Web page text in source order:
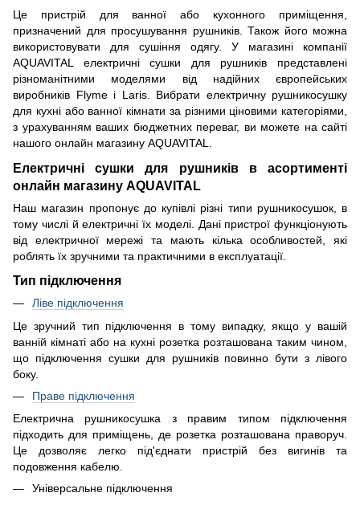
Це пристрій для ванної або кухонного приміщення,
призначений для просушування рушників. Також його можна
використовувати для сушіння одягу. У магазині компанії
AQUAVITAL електричні сушки для рушників представлені
різноманітними моделями від надійних європейських
виробників Flyme і Laris. Вибрати електричну рушникосушку
для кухні або ванної кімнати за різними ціновими категоріями,
з урахуванням ваших бюджетних переваг, ви можете на сайті
нашого онлайн магазину AQUAVITAL.
Електричні сушки для рушників в асортименті
онлайн магазину AQUAVITAL
Наш магазин пропонує до купівлі різні типи рушникосушок, в
тому числі й електричні їх моделі. Дані пристрої функціонують
від електричної мережі та мають кілька особливостей, які
роблять їх зручними та практичними в експлуатації.
Тип підключення
Ліве підключення
Це зручний тип підключення в тому випадку, якщо у вашій
ванній кімнаті або на кухні розетка розташована таким чином,
що підключення сушки для рушників повинно бути з лівого
боку.
Праве підключення
Електрична рушникосушка з правим типом підключення
підходить для приміщень, де розетка розташована праворуч.
Це дозволяє легко під'єднати пристрій без вигинів та
подовження кабелю.
Універсальне підключення